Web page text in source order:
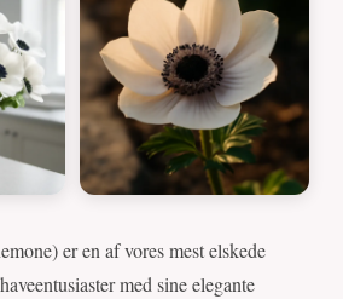
er en af vores mest elskede
med sine elegante